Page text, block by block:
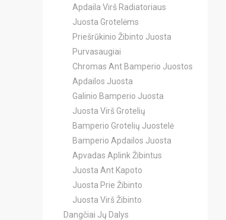
Apdaila Virš Radiatoriaus
Juosta Grotelėms
Priešrūkinio Žibinto Juosta
Purvasaugiai
Chromas Ant Bamperio Juostos
Apdailos Juosta
Galinio Bamperio Juosta
Juosta Virš Grotelių
Bamperio Grotelių Juostelė
Bamperio Apdailos Juosta
Apvadas Aplink Žibintus
Juosta Ant Kapoto
Juosta Prie Žibinto
Juosta Virš Žibinto
Dangčiai Jų Dalys